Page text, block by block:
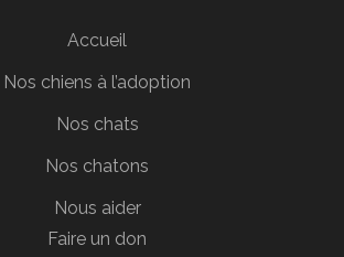
Accueil
Nos chiens à l’adoption
Nos chats
Nos chatons
Nous aider
Faire un don